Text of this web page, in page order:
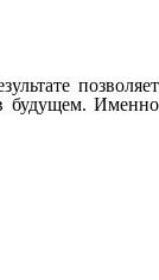
позволяет
будущем. Именно